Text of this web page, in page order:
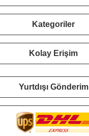
Kategoriler
Kolay Erişim
Yurtdışı Gönderim